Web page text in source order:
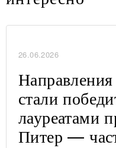
26.06.2026
стали
лауреатами
Питер —